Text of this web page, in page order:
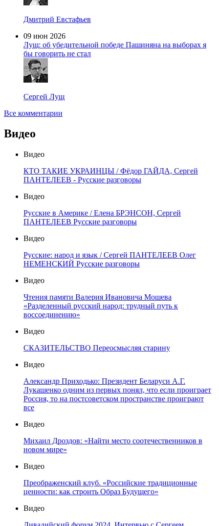
Дмитрий Евстафьев
09 июн 2026
Лущ: об убедительной победе Пашиняна на выборах я
бы говорить не стал
Сергей Лущ
Все комментарии
Видео
Видео
КТО ТАКИЕ УКРАИНЦЫ / Фёдор ГАЙДА, Сергей
ПАНТЕЛЕЕВ - Русские разговоры
Видео
Русские в Америке / Елена БРЭНСОН, Сергей
ПАНТЕЛЕЕВ Русские разговоры
Видео
Русские: народ и язык / Сергей ПАНТЕЛЕЕВ Олег
НЕМЕНСКИЙ Русские разговоры
Видео
Чтения памяти Валерия Ивановича Мошева
«Разделенный русский народ: трудный путь к
воссоединению»
Видео
СКАЗИТЕЛЬСТВО Переосмысляя старину
Видео
Александр Приходько: Президент Беларуси А.Г.
Лукашенко одним из первых понял, что если проиграет
Россия, то на постсоветском пространстве проиграют
все
Видео
Михаил Дроздов: «Найти место соотечественников в
новом мире»
Видео
Преображенский клуб. «Российские традиционные
ценности: как строить Образ Будущего»
Видео